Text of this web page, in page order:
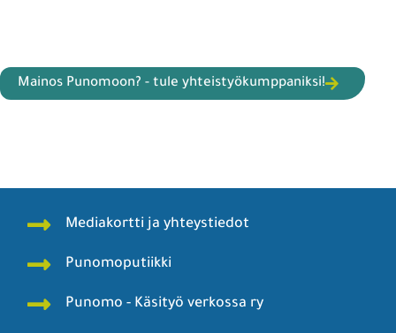
Mainos Punomoon? - tule yhteistyökumppaniksi!
Mediakortti ja yhteystiedot
Punomoputiikki
Punomo - Käsityö verkossa ry